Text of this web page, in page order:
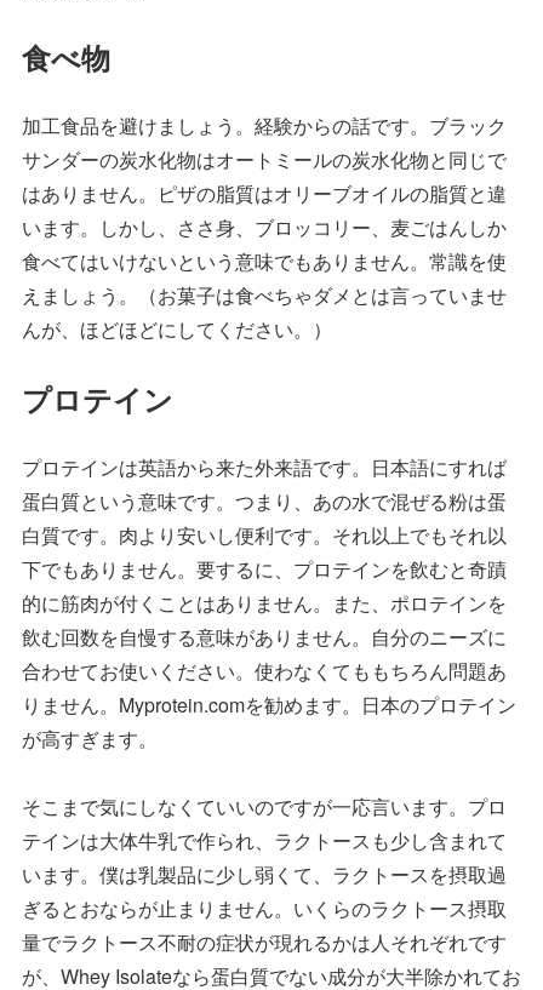
食べ物
加工食品を避けましょう。経験からの話です。ブラック
サンダーの炭水化物はオートミールの炭水化物と同じで
はありません。ピザの脂質はオリーブオイルの脂質と違
います。しかし、ささ身、ブロッコリー、麦ごはんしか
食べてはいけないという意味でもありません。常識を使
えましょう。（お菓子は食べちゃダメとは言っていませ
んが、ほどほどにしてください。）
プロテイン
プロテインは英語から来た外来語です。日本語にすれば
蛋白質という意味です。つまり、あの水で混ぜる粉は蛋
白質です。肉より安いし便利です。それ以上でもそれ以
下でもありません。要するに、プロテインを飲むと奇蹟
的に筋肉が付くことはありません。また、ポロテインを
飲む回数を自慢する意味がありません。自分のニーズに
合わせてお使いください。使わなくてももちろん問題あ
りません。Myprotein.comを勧めます。日本のプロテイン
が高すぎます。
そこまで気にしなくていいのですが一応言います。プロ
テインは大体牛乳で作られ、ラクトースも少し含まれて
います。僕は乳製品に少し弱くて、ラクトースを摂取過
ぎるとおならが止まりません。いくらのラクトース摂取
量でラクトース不耐の症状が現れるかは人それぞれです
が、Whey Isolateなら蛋白質でない成分が大半除かれてお